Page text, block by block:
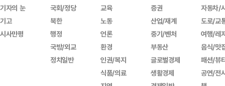
기자의 눈
기고
시사만평
국회/정당
북한
행정
국방/외교
정치일반
교육
노동
언론
환경
인권/복지
식품/의료
증권
산업/재계
중기/벤처
부동산
글로벌경제
생활경제
자동차/
도로/교
여행/레
음식/맛
패션/뷰
공연/전